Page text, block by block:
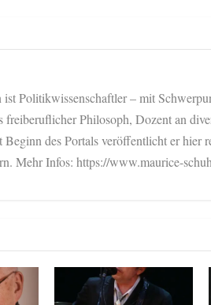
Politikwissenschaftler – mit
freiberuflicher Philosoph, Dozent an
des Portals veröffentlicht er hier
Mehr Infos: https://www.maurice-